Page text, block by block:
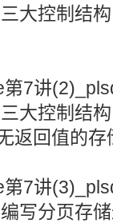
大控制结
7讲
大控制结
返回值的
7讲
写分页存